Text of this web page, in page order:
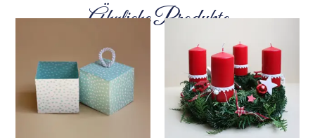
Ähnliche Produkte